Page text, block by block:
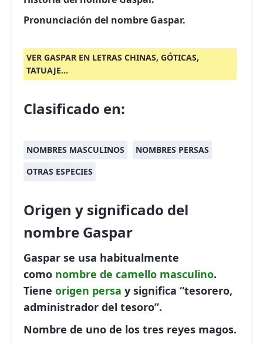
Pronunciación del nombre Gaspar.
VER GASPAR EN LETRAS CHINAS, GÓTICAS,
TATUAJE...
Clasificado en:
NOMBRES MASCULINOS
NOMBRES PERSAS
OTRAS ESPECIES
Origen y significado del
nombre Gaspar
Gaspar se usa habitualmente
como nombre de camello masculino.
Tiene origen persa y significa “tesorero,
administrador del tesoro”.
Nombre de uno de los tres reyes magos.